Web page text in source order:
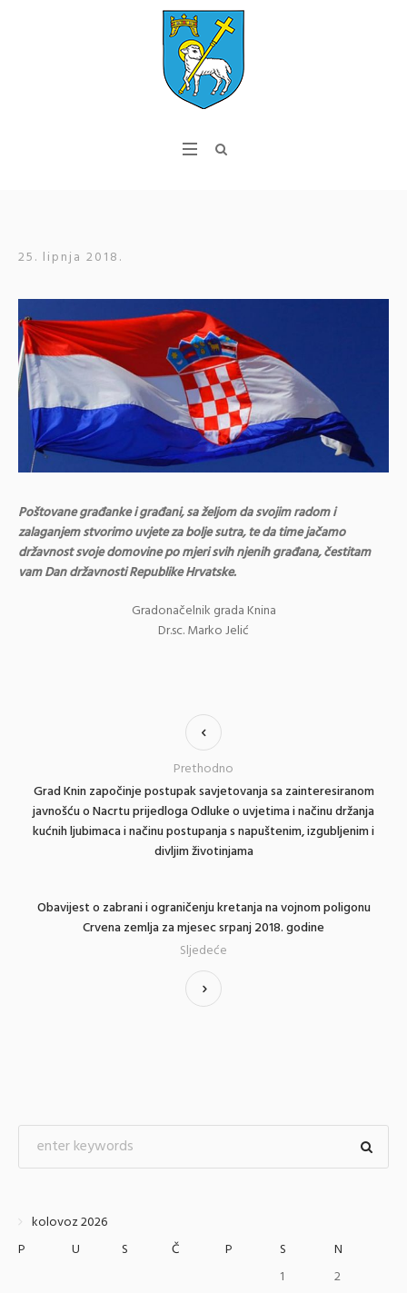
25. lipnja 2018.
Poštovane građanke i građani, sa željom da svojim radom i
zalaganjem stvorimo uvjete za bolje sutra, te da time jačamo
državnost svoje domovine po mjeri svih njenih građana, čestitam
vam Dan državnosti Republike Hrvatske.
Gradonačelnik grada Knina
Dr.sc. Marko Jelić
Grad Knin započinje postupak savjetovanja sa zainteresiranom
javnošću o Nacrtu prijedloga Odluke o uvjetima i načinu držanja
kućnih ljubimaca i načinu postupanja s napuštenim, izgubljenim i
divljim životinjama
Prethodno
Obavijest o zabrani i ograničenju kretanja na vojnom poligonu
Crvena zemlja za mjesec srpanj 2018. godine
Sljedeće
kolovoz 2026
P
U S Č P S
N
1
2